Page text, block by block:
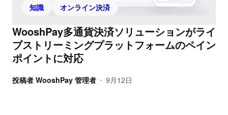
知識 オンライン決済
WooshPay多通貨決済ソリューションがライ
ブストリーミングプラットフォームのペイン
ポイントに対応
投稿者 WooshPay 管理者 • 9月12日